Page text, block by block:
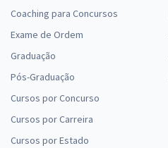
Coaching para Concursos
Exame de Ordem
Graduação
Pós-Graduação
Cursos por Concurso
Cursos por Carreira
Cursos por Estado